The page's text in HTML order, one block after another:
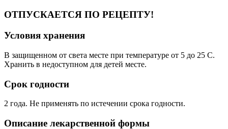
ОТПУСКАЕТСЯ ПО РЕЦЕПТУ!
Условия хранения
В защищенном от света месте при температуре от 5 до 25 C.
Хранить в недоступном для детей месте.
Срок годности
2 года. Не применять по истечении срока годности.
Описание лекарственной формы